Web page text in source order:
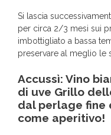
Si lascia
per circa 2/3 mesi sui
imbottigliato a bassa
preservare al meglio le
Accussì: Vino
di uve Grillo
dal perlage fine
come aperitivo!